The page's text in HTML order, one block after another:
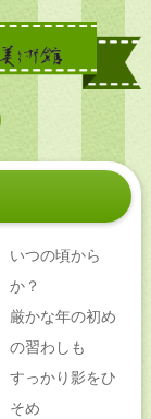
いつの頃から
か？
厳かな年の初め
の習わしも
すっかり影をひ
そめ